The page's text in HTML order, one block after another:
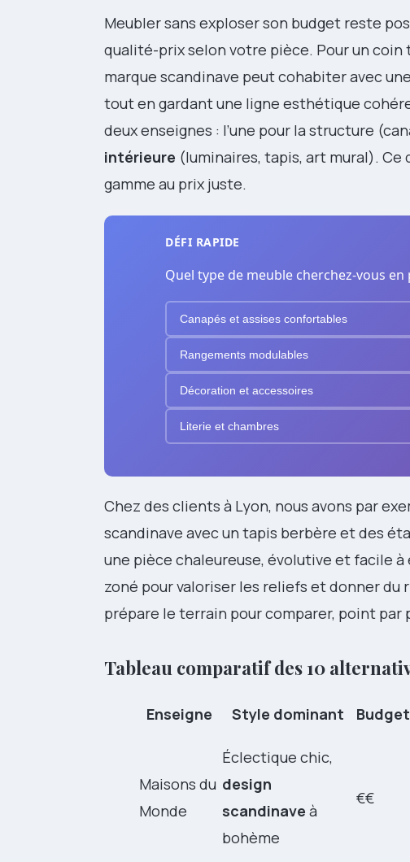
Meubler sans exploser son budget reste
qualité-prix selon votre pièce. Pour un coin
marque scandinave peut cohabiter avec
tout en gardant une ligne esthétique
deux enseignes : l’une pour la structure
intérieure (luminaires, tapis, art mural). Ce
gamme au prix juste.
DÉFI RAPIDE
Quel type de meuble cherchez-vous
Canapés et assises confortables
Rangements modulables
Décoration et accessoires
Literie et chambres
Chez des clients à Lyon, nous avons par
scandinave avec un tapis berbère et des
une pièce chaleureuse, évolutive et facile à
zoné pour valoriser les reliefs et donner
prépare le terrain pour comparer, point
Tableau comparatif des 10
Enseigne Style dominant Budget
Maisons du
Monde
Éclectique chic,
design
scandinave à
bohème
€€